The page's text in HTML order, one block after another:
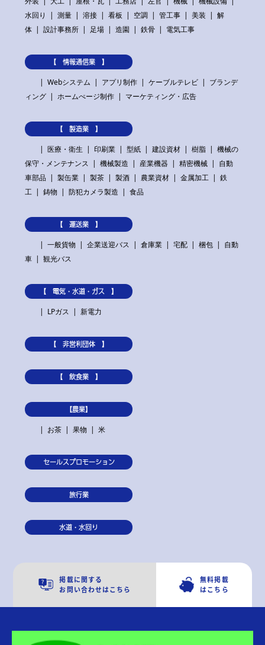
水回り
測量 溶接 看板 空調 管工事 美装
解
体
設計事務所 足場 造園 鉄骨 電気工事
【 情報通信業 】
Webシステム
アプリ制作 ケーブルテレビ
ブランデ
ィング
ホームぺージ制作 マーケティング・広告
【 製造業 】
医療・衛生
印刷業 型紙 建設資材 樹脂
機械の
保守・メンテナンス
機械製造 産業機器 精密機械
自動
車部品
製缶業 製茶 製酒 農業資材 金属加工
鉄
工
鋳物 防犯カメラ製造 食品
【 運送業 】
一般貨物
企業送迎バス 倉庫業 宅配 梱包
自動
車
観光バス
【 電気・水道・ガス 】
LPガス
新電力
【 非営利団体 】
【 飲食業 】
【農業】
お茶
果物 米
セールスプロモーション
旅行業
水道・水回り
掲載に関する
お問い合わせはこちら
無料掲載
はこちら